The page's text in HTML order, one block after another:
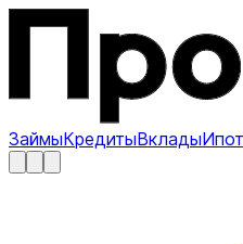
ЗаймыКредитыВклады